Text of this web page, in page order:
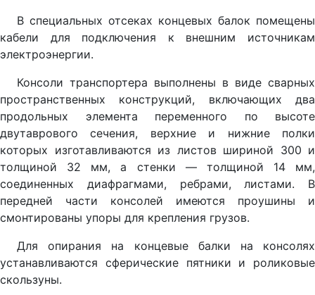
В специальных отсеках концевых балок помещены
кабели для подключения к внешним источникам
электроэнергии.
Консоли транспортера выполнены в виде сварных
пространственных конструкций, включающих два
продольных элемента переменного по высоте
двутаврового сечения, верхние и нижние полки
которых изготавливаются из листов шириной 300 и
толщиной 32 мм, а стенки — толщиной 14 мм,
соединенных диафрагмами, ребрами, листами. В
передней части консолей имеются проушины и
смонтированы упоры для крепления грузов.
Для опирания на концевые балки на консолях
устанавливаются сферические пятники и роликовые
скользуны.